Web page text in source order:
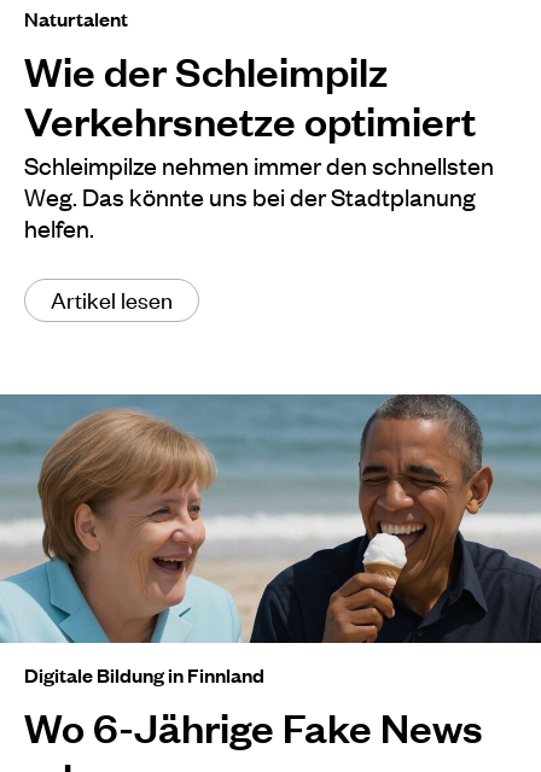
Naturtalent
Wie der Schleimpilz
Verkehrsnetze optimiert
Schleimpilze nehmen immer den schnellsten
Weg. Das könnte uns bei der Stadtplanung
helfen.
Artikel lesen
Digitale Bildung in Finnland
Wo 6-Jährige Fake News